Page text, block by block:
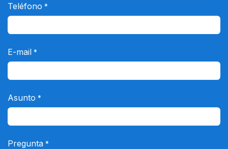
Teléfono *
E-mail *
Asunto *
Pregunta *